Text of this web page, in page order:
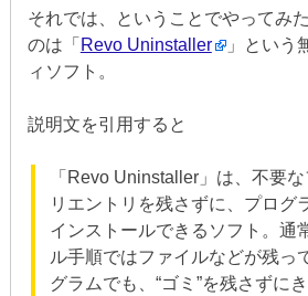
それでは、ということでやってみ
のは「 Revo Uninstaller
」という
ィソフト。
説明文を引用すると
「Revo Uninstaller」は、不要
リエントリを残さずに、プログ
インストールできるソフト。通
ル手順ではファイルなどが残っ
グラムでも、“ゴミ”を残さずに